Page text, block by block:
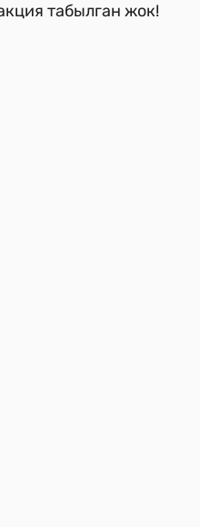
табылган жок!